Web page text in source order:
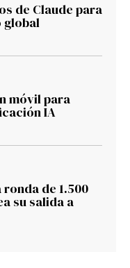
de Claude para
global
móvil para
IA
ronda de 1.500
su salida a